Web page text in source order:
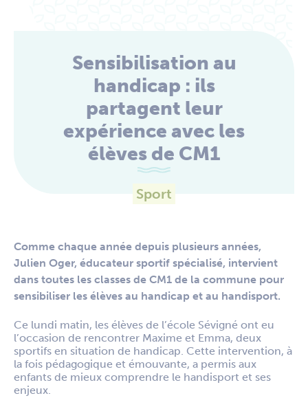
Sensibilisation au
handicap : ils
partagent leur
expérience avec les
élèves de CM1
Sport
Comme chaque année depuis plusieurs années,
Julien Oger, éducateur sportif spécialisé, intervient
dans toutes les classes de CM1 de la commune pour
sensibiliser les élèves au handicap et au handisport.
Ce lundi matin, les élèves de l’école Sévigné ont eu
l’occasion de rencontrer Maxime et Emma, deux
sportifs en situation de handicap. Cette intervention, à
la fois pédagogique et émouvante, a permis aux
enfants de mieux comprendre le handisport et ses
enjeux.